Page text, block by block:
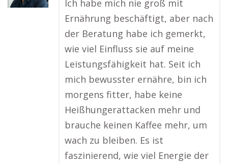
Ich habe mich nie groß mit
Ernährung beschäftigt, aber nach
der Beratung habe ich gemerkt,
wie viel Einfluss sie auf meine
Leistungsfähigkeit hat. Seit ich
mich bewusster ernähre, bin ich
morgens fitter, habe keine
Heißhungerattacken mehr und
brauche keinen Kaffee mehr, um
wach zu bleiben. Es ist
faszinierend, wie viel Energie der